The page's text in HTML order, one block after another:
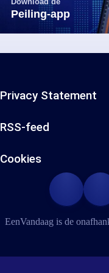
Peiling-app
Privacy Statement
RSS-feed
Cookies
EenVandaag is de